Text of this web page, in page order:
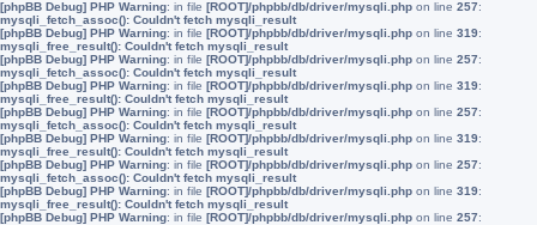
[phpBB Debug] PHP Warning: in file [ROOT]/phpbb/db/driver/mysqli.php on line 257:
mysqli_fetch_assoc(): Couldn't fetch mysqli_result
[phpBB Debug] PHP Warning: in file [ROOT]/phpbb/db/driver/mysqli.php on line 319:
mysqli_free_result(): Couldn't fetch mysqli_result
[phpBB Debug] PHP Warning: in file [ROOT]/phpbb/db/driver/mysqli.php on line 257:
mysqli_fetch_assoc(): Couldn't fetch mysqli_result
[phpBB Debug] PHP Warning: in file [ROOT]/phpbb/db/driver/mysqli.php on line 319:
mysqli_free_result(): Couldn't fetch mysqli_result
[phpBB Debug] PHP Warning: in file [ROOT]/phpbb/db/driver/mysqli.php on line 257:
mysqli_fetch_assoc(): Couldn't fetch mysqli_result
[phpBB Debug] PHP Warning: in file [ROOT]/phpbb/db/driver/mysqli.php on line 319:
mysqli_free_result(): Couldn't fetch mysqli_result
[phpBB Debug] PHP Warning: in file [ROOT]/phpbb/db/driver/mysqli.php on line 257:
mysqli_fetch_assoc(): Couldn't fetch mysqli_result
[phpBB Debug] PHP Warning: in file [ROOT]/phpbb/db/driver/mysqli.php on line 319:
mysqli_free_result(): Couldn't fetch mysqli_result
[phpBB Debug] PHP Warning: in file [ROOT]/phpbb/db/driver/mysqli.php on line 257: